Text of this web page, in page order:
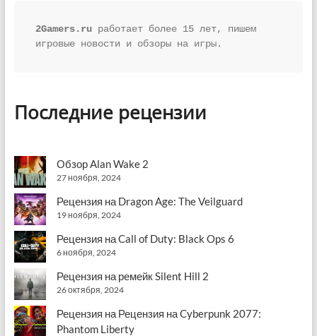
пользователей
AMD
2Gamers.ru работает более 15 лет, пишем
игровые новости и обзоры на игры.
Последние рецензии
Обзор Alan Wake 2
27 ноября, 2024
Рецензия на Dragon Age: The Veilguard
19 ноября, 2024
Рецензия на Call of Duty: Black Ops 6
6 ноября, 2024
Рецензия на ремейк Silent Hill 2
26 октября, 2024
Рецензия на Рецензия на Cyberpunk 2077:
Phantom Liberty